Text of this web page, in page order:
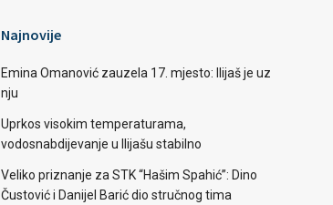
Najnovije
Emina Omanović zauzela 17. mjesto: Ilijaš je uz
nju
Uprkos visokim temperaturama,
vodosnabdijevanje u Ilijašu stabilno
Veliko priznanje za STK “Hašim Spahić”: Dino
Čustović i Danijel Barić dio stručnog tima